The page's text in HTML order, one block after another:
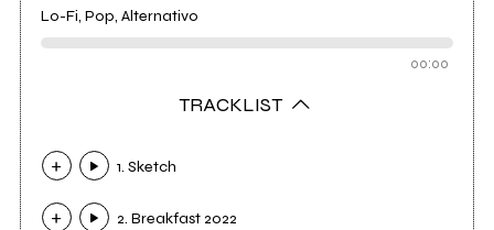
Lo-Fi, Pop, Alternativo
00:00
TRACKLIST
1. Sketch
2. Breakfast 2022